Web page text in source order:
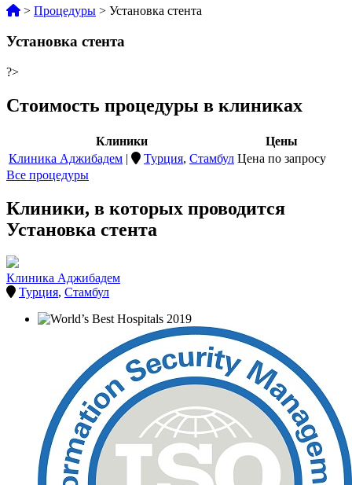
> Процедуры > Установка стента
Установка стента
?>
Стоимость процедуры в клиниках
Клиники
Цены
Клиника Аджибадем | Турция, Стамбул Цена по запросу
Все процедуры
Клиники, в которых проводится
Установка стента
Клиника Аджибадем
Турция, Стамбул